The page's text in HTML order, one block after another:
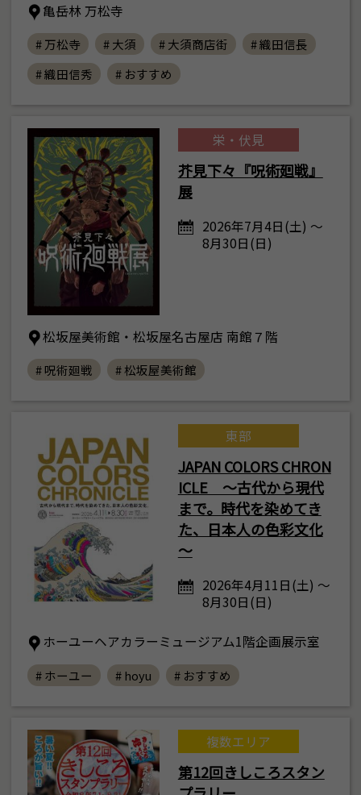
亀岳林 万松寺
# 万松寺 # 大須 # 大須商店街
# 織田信長
# 織田信秀
# おすすめ
栄・伏見
芥見下々『呪術廻戦』
展
2026年7月4日(土) ～
8月30日(日)
松坂屋美術館・松坂屋名古屋店 南館７階
# 呪術廻戦 # 松坂屋美術館
東部
JAPAN COLORS CHRON
ICLE ～古代から現代
まで。時代を染めてき
た、日本人の色彩文化
～
2026年4月11日(土) ～
8月30日(日)
ホーユーヘアカラーミュージアム1階企画展示室
# ホーユー # hoyu # おすすめ
複数エリア
第12回きしころスタン